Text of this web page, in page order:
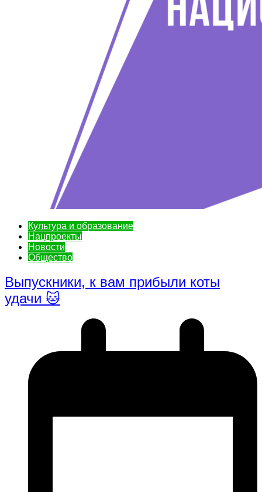
Культура и образование
Нацпроекты
Новости
Общество
Выпускники, к вам прибыли коты
удачи 🐱